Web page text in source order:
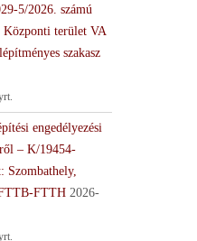
5/2026. számú
Központi terület VA
szakasz
engedélyezési
– K/19454-
Szombathely,
FTTH 2026-